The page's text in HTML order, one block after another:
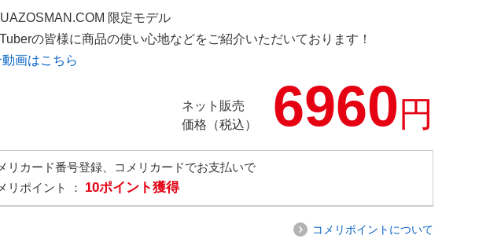
限定モデル
の皆様に商品の使い心地などをご紹介いただいております！
画はこちら
ネット販売
価格（税込）
6960円
リカード番号登録、コメリカードでお支払いで
リポイント ： 10ポイント獲得
コメリポイントについて